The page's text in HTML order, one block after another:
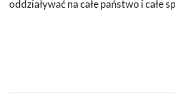
oddziaływać na całe państwo i całe